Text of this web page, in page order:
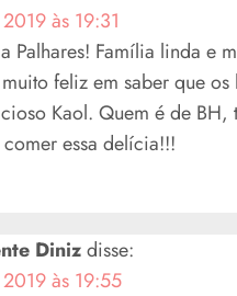
às 19:31
Palhares! Família linda e
feliz em saber que
Kaol. Quem é de
essa delícia!!!
Diniz disse:
às 19:55